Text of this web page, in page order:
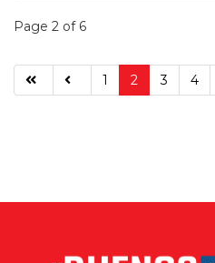
Page 2 of 6
1 2 3 4